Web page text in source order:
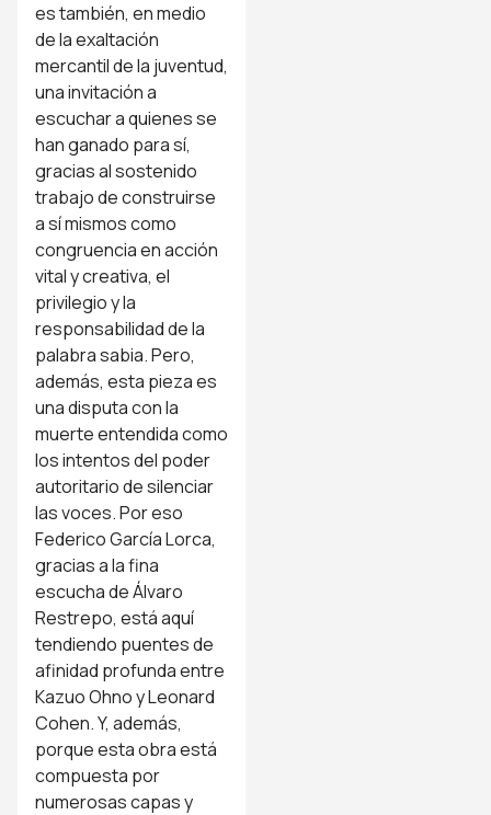
es también, en medio
de la exaltación
mercantil de la juventud,
una invitación a
escuchar a quienes se
han ganado para sí,
gracias al sostenido
trabajo de construirse
a sí mismos como
congruencia en acción
vital y creativa, el
privilegio y la
responsabilidad de la
palabra sabia. Pero,
además, esta pieza es
una disputa con la
muerte entendida como
los intentos del poder
autoritario de silenciar
las voces. Por eso
Federico García Lorca,
gracias a la fina
escucha de Álvaro
Restrepo, está aquí
tendiendo puentes de
afinidad profunda entre
Kazuo Ohno y Leonard
Cohen. Y, además,
porque esta obra está
compuesta por
numerosas capas y